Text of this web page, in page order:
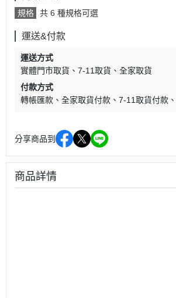
規格 共 6 種規格可選
運送&付款
運送方式
實體門市取貨
7-11取貨
全家取貨
付款方式
轉帳匯款
全家取貨付款 7-11取貨付款
分享商品到
商品詳情